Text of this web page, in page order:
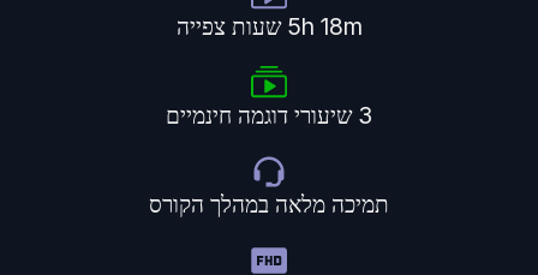
5h 18m שעות צפייה
3 שיעורי דוגמה חינמיים
תמיכה מלאה במהלך הקורס